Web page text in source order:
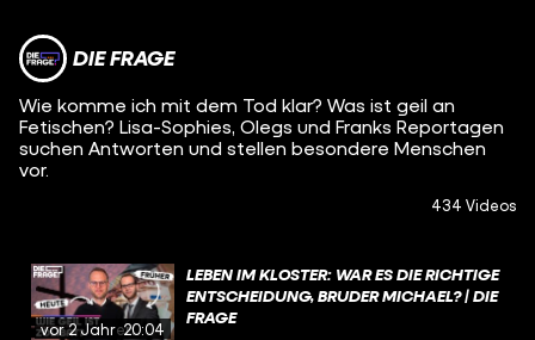
DIE FRAGE
Wie komme ich mit dem Tod klar? Was ist geil an
Fetischen? Lisa-Sophies, Olegs und Franks Reportagen
suchen Antworten und stellen besondere Menschen
vor.
434 Videos
vor 2 Jahren20:04
LEBEN IM KLOSTER: WAR ES DIE RICHTIGE
ENTSCHEIDUNG, BRUDER MICHAEL? | DIE
FRAGE